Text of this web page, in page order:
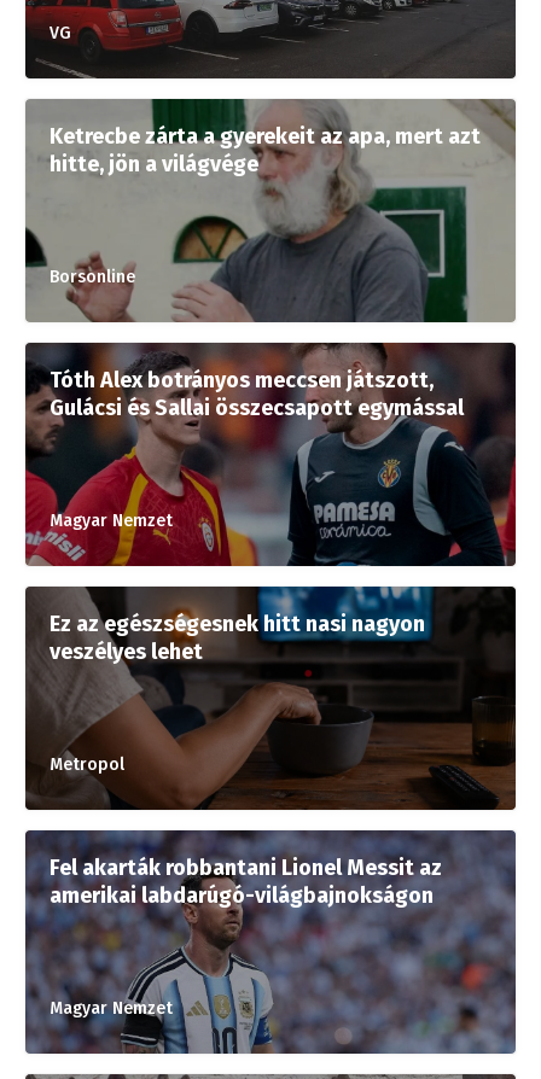
VG
Ketrecbe zárta a gyerekeit az apa, mert azt
hitte, jön a világvége
Borsonline
Tóth Alex botrányos meccsen játszott,
Gulácsi és Sallai összecsapott egymással
Magyar Nemzet
Ez az egészségesnek hitt nasi nagyon
veszélyes lehet
Metropol
Fel akarták robbantani Lionel Messit az
amerikai labdarúgó-világbajnokságon
Magyar Nemzet